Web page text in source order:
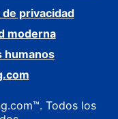
de privacidad
moderna
humanos
Todos los